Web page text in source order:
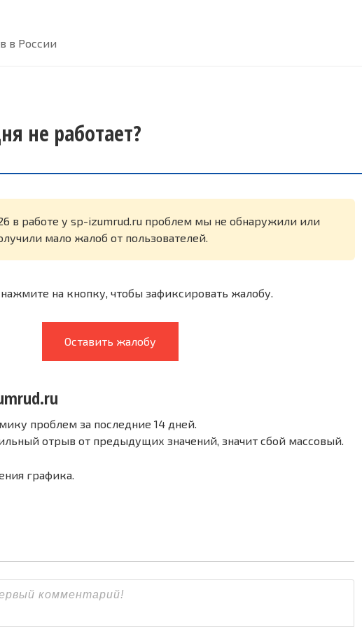
в России
не работает?
в работе у sp-izumrud.ru проблем мы не обнаружили или
мало жалоб от пользователей.
на кнопку, чтобы зафиксировать жалобу.
Оставить жалобу
проблем за последние 14 дней.
отрыв от предыдущих значений, значит сбой массовый.
графика.